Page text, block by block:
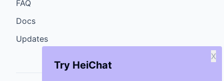
Try HeiChat
X
FAQ
Docs
Updates